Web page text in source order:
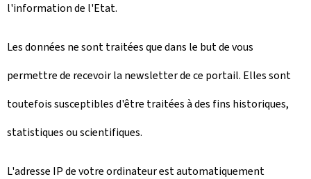
l'information de l'Etat.
Les données ne sont traitées que dans le but de vous
permettre de recevoir la newsletter de ce portail. Elles sont
toutefois susceptibles d'être traitées à des fins historiques,
statistiques ou scientifiques.
L'adresse IP de votre ordinateur est automatiquement